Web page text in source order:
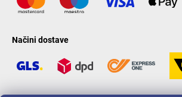
Načini dostave